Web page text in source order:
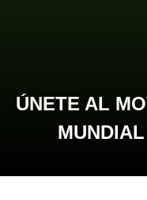
ÚNETE AL